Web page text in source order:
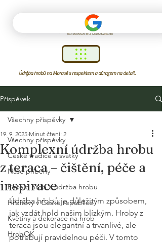
Údržba hrobů na Moravě s respektem a důrazem na detail.
Příspěvek
Všechny příspěvky
České tradice a svátky
Naše příběhy
Péče o hrob a údržba hrobu
Hřbitovy v České republice
Květiny a dekorace na hrob
HrobOK
Všechny příspěvky
Komplexní údržba hrobu
z teraca – čištění, péče a
inspirace
19. 9. 2025 Minut čtení: 2
Údržba hrobů je důležitým způsobem,
jak vzdát hold našim blízkým. Hroby z
teraca jsou elegantní a trvanlivé, ale
potřebují pravidelnou péči. V tomto